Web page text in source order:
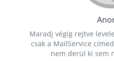
Maradj végig rejtve
csak a MailService
nem derül ki sem